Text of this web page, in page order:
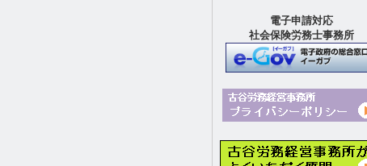
電子申請対応
社会保険労務士事務所